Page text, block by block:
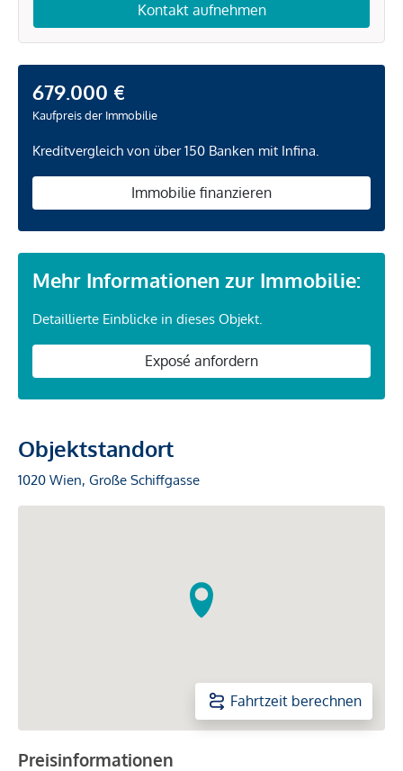
Kontakt aufnehmen
679.000 €
Kaufpreis der Immobilie
Kreditvergleich von über 150 Banken mit Infina.
Immobilie finanzieren
Mehr Informationen zur Immobilie:
Detaillierte Einblicke in dieses Objekt.
Exposé anfordern
Objektstandort
1020 Wien, Große Schiffgasse
Fahrtzeit berechnen
Preisinformationen